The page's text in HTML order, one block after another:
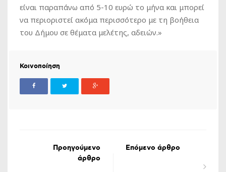
είναι παραπάνω από 5-10 ευρώ το μήνα και μπορεί
να περιοριστεί ακόμα περισσότερο με τη βοήθεια
του Δήμου σε θέματα μελέτης, αδειών.»
Κοινοποίηση
Προηγούμενο
άρθρο
Επόμενο άρθρο